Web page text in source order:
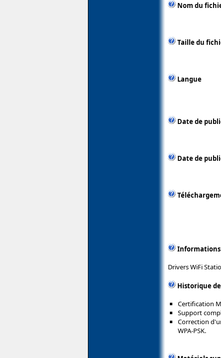
Nom du
Taille du
Langue
Date de
Date de
Drivers WiFi
Historique
Certification
Support
Correction
WPA-PSK.